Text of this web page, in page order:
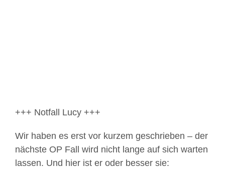
+++ Notfall Lucy +++
Wir haben es erst vor kurzem geschrieben – der
nächste OP Fall wird nicht lange auf sich warten
lassen. Und hier ist er oder besser sie: